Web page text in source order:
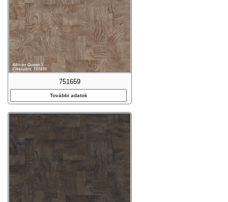
751659
További adatok